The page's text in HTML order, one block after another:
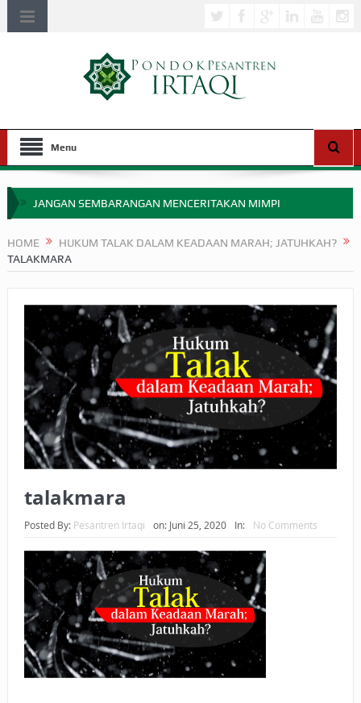
Menu
JANGAN SEMBARANGAN MENCERITAKAN MIMPI
MIMPI YANG DIABAIKAN MENJELANG PERANG BADAR
SEBELUM TIBA SAAT WAJIB?
HAKIKAT NIKMAT DI DUNIA!
BAGAIMANA CARA MEMBAYAR ZAKAT UANG?
UANG HARAM BISA MENJADI HALAL JIKA SEBAB
KEPEMILIKANNYA BERUBAH
HUKUM MEMBAYAR ZAKAT KEPADA KERABAT SENDIRI
HOME
HUKUM TALAK DALAM KEADAAN MARAH; JATUHKAH?
TALAKMARA
talakmara
Posted By: Pesantren Irtaqi on: Juni 25, 2020 In: No Comments